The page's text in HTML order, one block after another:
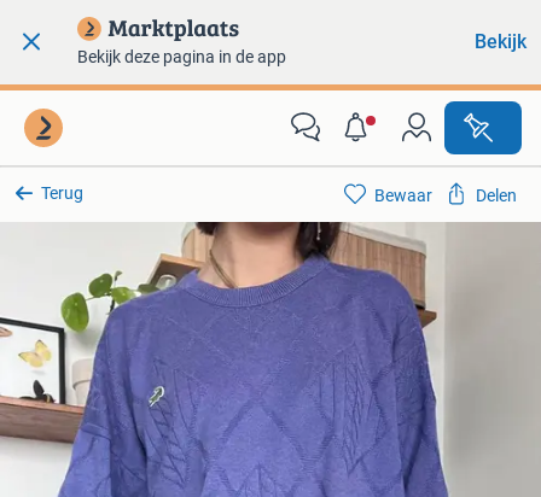
Bekijk deze pagina in de app
Bekijk
Terug Bewaar Delen